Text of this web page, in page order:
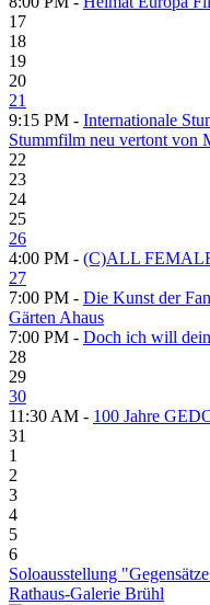
17
18
19
20
21
9:15 PM - Internationale
Stummfilm neu vertont von
22
23
24
25
26
4:00 PM - (C)ALL
27
7:00 PM - Die Kunst der
Gärten Ahaus
7:00 PM - Doch ich will
28
29
30
11:30 AM - 100 Jahre
31
1
2
3
4
5
6
Soloausstellung
Rathaus-Galerie Brühl